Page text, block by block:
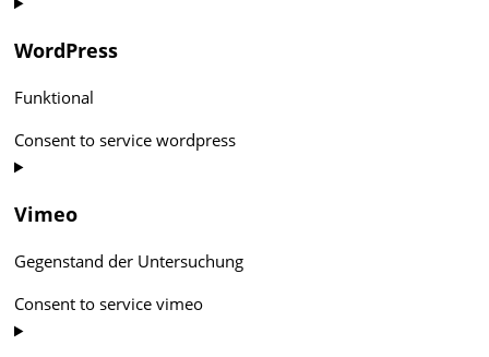
WordPress
Funktional
Consent to service wordpress
Vimeo
Gegenstand der Untersuchung
Consent to service vimeo